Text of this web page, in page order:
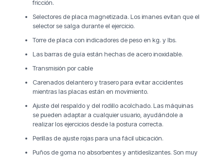
fricción.
Selectores de placa magnetizada. Los imanes evitan que el
selector se salga durante el ejercicio.
Torre de placa con indicadores de peso en kg. y lbs.
Las barras de guía están hechas de acero inoxidable.
Transmisión por cable
Carenados delantero y trasero para evitar accidentes
mientras las placas están en movimiento.
Ajuste del respaldo y del rodillo acolchado. Las máquinas
se pueden adaptar a cualquier usuario, ayudándole a
realizar los ejercicios desde la postura correcta.
Perillas de ajuste rojas para una fácil ubicación.
Puños de goma no absorbentes y antideslizantes. Son muy